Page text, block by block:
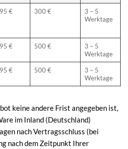
€ 300 €
3 – 5
Werktage
€ 500 €
3 – 5
Werktage
€ 500 €
3 – 5
Werktage
keine andere Frist angegeben ist,
im Inland (Deutschland)
nach Vertragsschluss (bei
nach dem Zeitpunkt Ihrer